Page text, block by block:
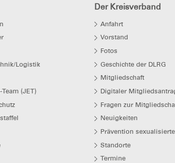
Logistik
(JET)
Der Kreisverband
Anfahrt
Vorstand
Fotos
Geschichte der DLRG
Mitgliedschaft
Digitaler
Fragen zur
Neuigkeiten
Prävention
Standorte
Termine